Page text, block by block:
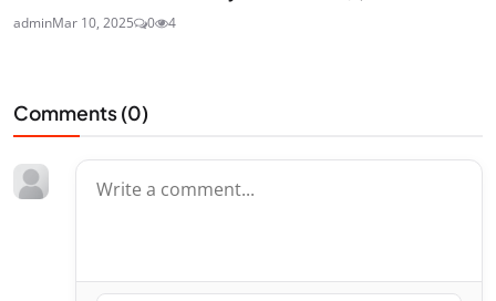
adminMar 10, 2025 0 4
Comments (0)